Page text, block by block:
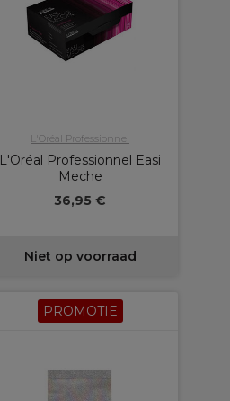
L'Oréal Professionnel
L'Oréal Professionnel Easi
Meche
36,95 €
Niet op voorraad
PROMOTIE